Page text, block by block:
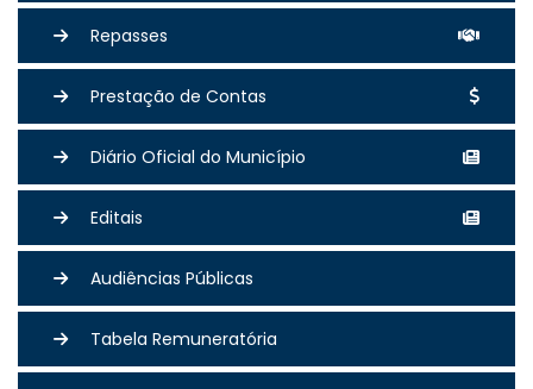
Repasses
Prestação de Contas
Diário Oficial do Município
Editais
Audiências Públicas
Tabela Remuneratória